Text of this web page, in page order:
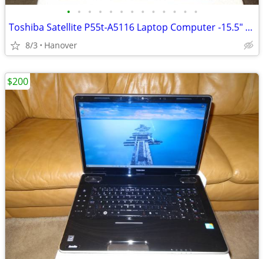
• • • • • • • • • • • • •
Toshiba Satellite P55t-A5116 Laptop Computer -15.5" Touchscreen
8/3 Hanover
$200